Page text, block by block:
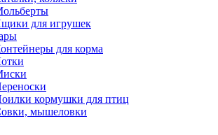
для игрушек
для корма
кормушки для птиц
мышеловки